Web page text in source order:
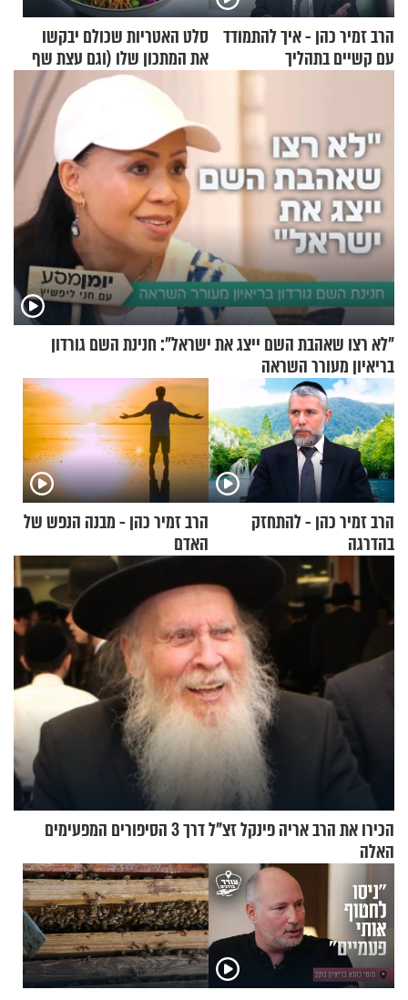
הרב זמיר כהן - איך להתמודד
עם קשיים בתהליך
סלט האטריות שכולם יבקשו
את המתכון שלו (וגם עצת שף
להגשת הרוטב)
"לא רצו שאהבת השם ייצג את ישראל": חנינת השם גורדון
בריאיון מעורר השראה
הרב זמיר כהן - להתחזק
בהדרגה
הרב זמיר כהן - מבנה הנפש של
האדם
הכירו את הרב אריה פינקל זצ"ל דרך 3 הסיפורים המפעימים
האלה